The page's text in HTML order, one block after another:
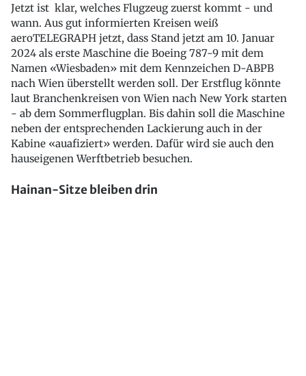
Jetzt ist klar, welches Flugzeug zuerst kommt - und
wann. Aus gut informierten Kreisen weiß
aeroTELEGRAPH jetzt, dass Stand jetzt am 10. Januar
2024 als erste Maschine die Boeing 787-9 mit dem
Namen «Wiesbaden» mit dem Kennzeichen D-ABPB
nach Wien überstellt werden soll. Der Erstflug könnte
laut Branchenkreisen von Wien nach New York starten
- ab dem Sommerflugplan. Bis dahin soll die Maschine
neben der entsprechenden Lackierung auch in der
Kabine «auafiziert» werden. Dafür wird sie auch den
hauseigenen Werftbetrieb besuchen.
Hainan-Sitze bleiben drin